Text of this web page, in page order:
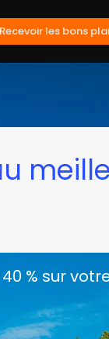
Recevoir les bons
% sur